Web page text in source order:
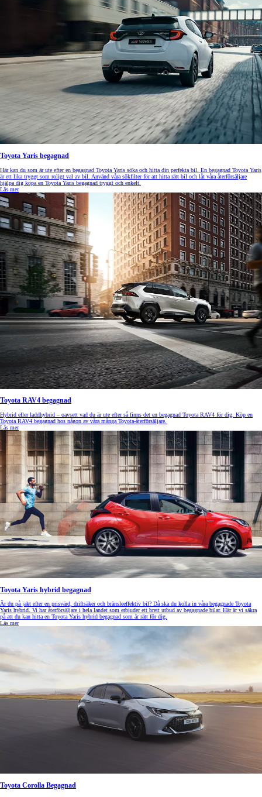
Toyota Yaris begagnad
Här kan du som är ute efter en begagnad Toyota Yaris söka och hitta din perfekta bil. En begagnad Toyota Yaris
är ett lika tryggt som roligt val av bil. Använd våra sökfilter för att hitta rätt bil och låt våra återförsäljare
hjälpa dig köpa en Toyota Yaris begagnad tryggt och enkelt.
Läs mer
Toyota RAV4 begagnad
Hybrid eller laddhybrid – oavsett vad du är ute efter så finns det en begagnad Toyota RAV4 för dig. Köp en
Toyota RAV4 begagnad hos någon av våra många Toyota-återförsäljare.
Läs mer
Toyota Yaris hybrid begagnad
Är du på jakt efter en prisvärd, driftsäker och bränsleeffektiv bil? Då ska du kolla in våra begagnade Toyota
Yaris hybrid. Vi har återförsäljare i hela landet som erbjuder ett brett utbud av begagnade bilar. Här är vi säkra
på att du kan hitta en Toyota Yaris hybrid begagnad som är rätt för dig.
Läs mer
Toyota Corolla Begagnad